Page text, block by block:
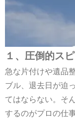
１、圧倒的ス
急な片付けや遺品
ブル、退去日が迫
てはならない。そ
するのがプロの仕